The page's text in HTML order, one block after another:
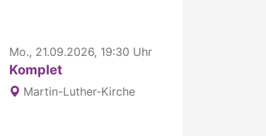
Mo., 21.09.2026, 19:30 Uhr
Komplet
Martin-Luther-Kirche